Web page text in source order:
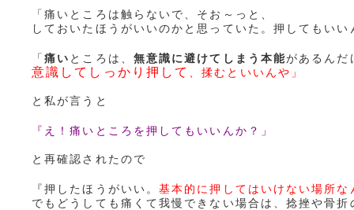
「痛いところは触らないで、そお～っと、
しておいたほうがいいのかと思っていた。押してもい
「痛い ところは、 無意識に避けてしまう本能があるんだ
意識してしっかり押して 、揉むといいんや」
と私が言うと
『え！痛いところを押してもいいんか？」
と再確認されたので
『押したほうがいい。 基本的に押してはいけない場所な
でもどうしても痛くて我慢できない場合は、捻挫や骨